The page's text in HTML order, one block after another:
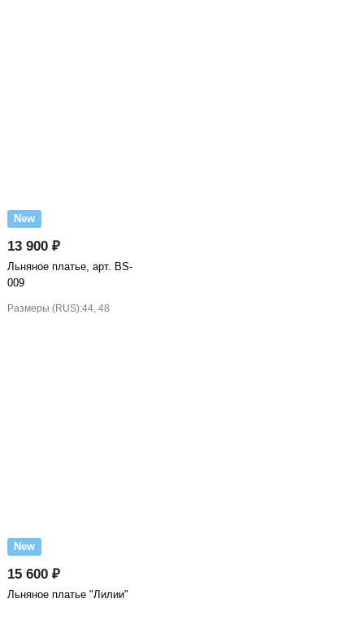
New
13 900 ₽
Льняное платье, арт. BS-
009
Размеры (RUS):44, 48
New
15 600 ₽
Льняное платье "Лилии"